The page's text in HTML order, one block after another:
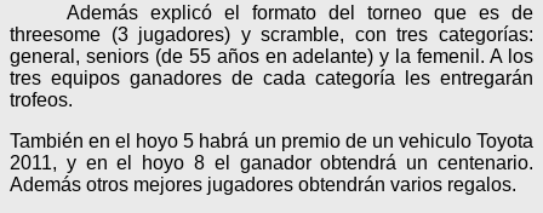
Además explicó el formato del torneo que es de
threesome (3 jugadores) y scramble, con tres categorías:
general, seniors (de 55 años en adelante) y la femenil. A los
tres equipos ganadores de cada categoría les entregarán
trofeos.
También en el hoyo 5 habrá un premio de un vehiculo Toyota
2011, y en el hoyo 8 el ganador obtendrá un centenario.
Además otros mejores jugadores obtendrán varios regalos.